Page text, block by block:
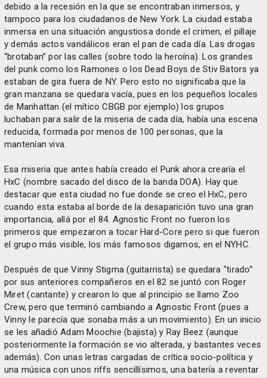
debido a la recesión en la que se encontraban inmersos, y
tampoco para los ciudadanos de New York. La ciudad estaba
inmersa en una situación angustiosa donde el crimen, el pillaje
y demás actos vandálicos eran el pan de cada día. Las drogas
“brotaban” por las calles (sobre todo la heroína). Los grandes
del punk como los Ramones o los Dead Boys de Stiv Bators ya
estaban de gira fuera de NY. Pero esto no significaba que la
gran manzana se quedara vacía, pues en los pequeños locales
de Manhattan (el mítico CBGB por ejemplo) los grupos
luchaban para salir de la miseria de cada día, había una escena
reducida, formada por menos de 100 personas, que la
mantenían viva.
Esa miseria que antes había creado el Punk ahora crearía el
HxC (nombre sacado del disco de la banda DOA). Hay que
destacar que esta ciudad no fue donde se creo el HxC, pero
cuando esta estaba al borde de la desaparición tuvo una gran
importancia, allá por el 84. Agnostic Front no fueron los
primeros que empezaron a tocar Hard-Core pero si que fueron
el grupo más visible, los más famosos digamos, en el NYHC.
Después de que Vinny Stigma (guitarrista) se quedara “tirado”
por sus anteriores compañeros en el 82 se juntó con Roger
Miret (cantante) y crearon lo que al principio se llamo Zoo
Crew, pero que terminó cambiando a Agnostic Front (pues a
Vinny le parecía que sonaba más a un movimiento). En un inicio
se les añadió Adam Moochie (bajista) y Ray Beez (aunque
posteriormente la formación se vio alterada, y bastantes veces
además). Con unas letras cargadas de crítica socio-política y
una música con unos riffs sencillísimos, una batería a reventar